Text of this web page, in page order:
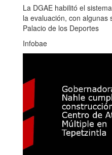
La DGAE habilitó el
la evaluación, con algunas
Palacio de los Deportes
Infobae